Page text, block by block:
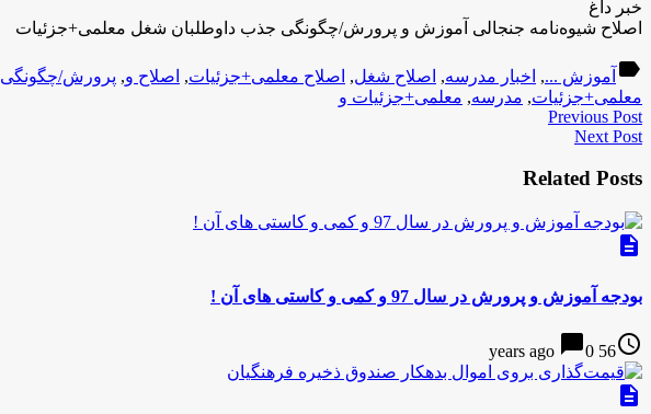
خبر داغ
اصلاح شیوه‌نامه جنجالی آموزش و پرورش/چگونگی جذب داوطلبان شغل معلمی+جزئیات
label آموزش ..., اخبار مدرسه, اصلاح شغل, اصلاح معلمی+جزئیات, اصلاح و, پرورش/چگونگی
معلمی+جزئیات, مدرسه, معلمی+جزئیات و
Previous Post
Next Post
Related Posts
description
بودجه آموزش و پرورش در سال 97 و کمی و کاستی های آن !
access_time
56 years ago
chat_bubble0
description